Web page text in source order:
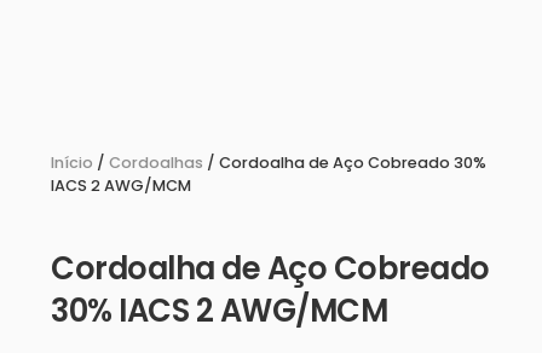
Início / Cordoalhas / Cordoalha de Aço Cobreado 30%
IACS 2 AWG/MCM
Cordoalha de Aço Cobreado
30% IACS 2 AWG/MCM